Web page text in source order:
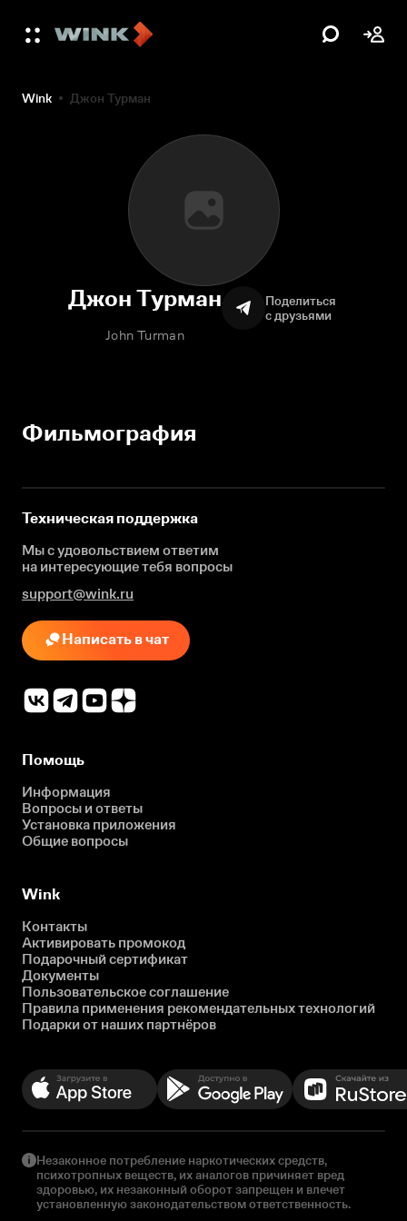
Wink Джон Турман
Джон Турман
John Turman
Поделиться
с друзьями
Фильмография
Техническая поддержка
Мы с удовольствием ответим
на интересующиетебя вопросы
support@wink.ru
Написать в чат
Помощь
Информация
Вопросы и ответы
Установка приложения
Общие вопросы
Wink
Контакты
Активировать промокод
Подарочный сертификат
Документы
Пользовательское соглашение
Правила применения рекомендательных технологий
Подарки от наших партнёров
Незаконное потребление наркотических средств,
психотропных веществ, их аналогов причиняет вред
здоровью, их незаконный оборот запрещен и влечет
установленную законодательством ответственность.